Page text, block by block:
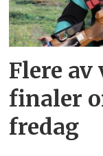
Flere
finaler
fredag